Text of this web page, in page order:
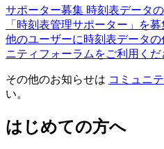
サポーター募集 時刻表データ
「時刻表管理サポーター」を募
他のユーザーに時刻表データ
ニティフォーラムをご利用くだ
その他のお知らせは コミュニ
い。
はじめての方へ